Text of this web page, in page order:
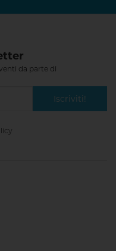
da parte di
Iscriviti!